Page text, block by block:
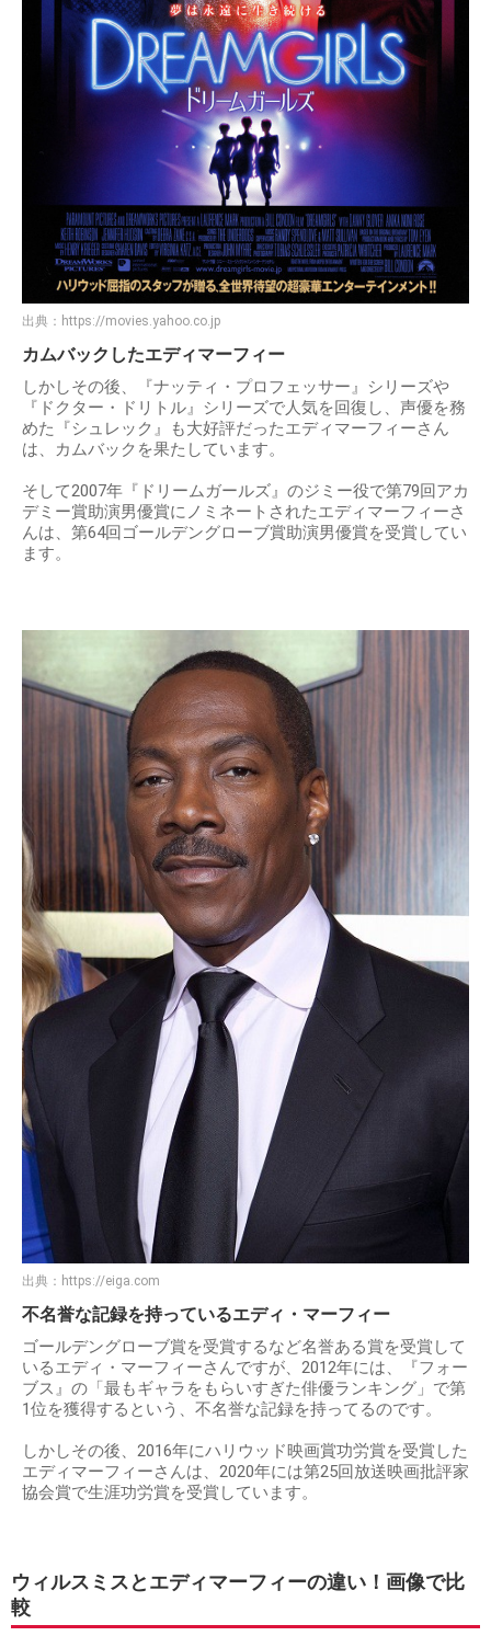
出典： https://movies.yahoo.co.jp
カムバックしたエディマーフィー
しかしその後、『ナッティ・プロフェッサー』シリーズや
『ドクター・ドリトル』シリーズで人気を回復し、声優を務
めた『シュレック』も大好評だったエディマーフィーさん
は、カムバックを果たしています。
そして2007年『ドリームガールズ』のジミー役で第79回アカ
デミー賞助演男優賞にノミネートされたエディマーフィーさ
んは、第64回ゴールデングローブ賞助演男優賞を受賞してい
ます。
出典： https://eiga.com
不名誉な記録を持っているエディ・マーフィー
ゴールデングローブ賞を受賞するなど名誉ある賞を受賞して
いるエディ・マーフィーさんですが、2012年には、『フォー
ブス』の「最もギャラをもらいすぎた俳優ランキング」で第
1位を獲得するという、不名誉な記録を持ってるのです。
しかしその後、2016年にハリウッド映画賞功労賞を受賞した
エディマーフィーさんは、2020年には第25回放送映画批評家
協会賞で生涯功労賞を受賞しています。
ウィルスミスとエディマーフィーの違い！画像で比
較